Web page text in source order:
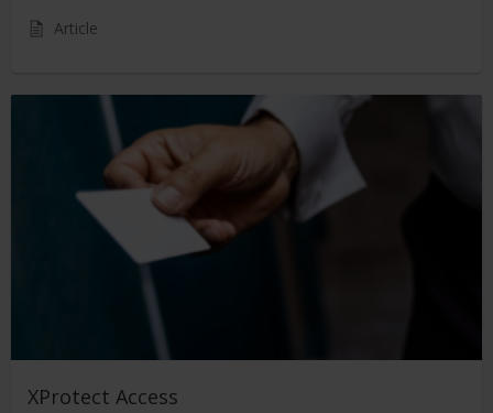
Article
XProtect Access